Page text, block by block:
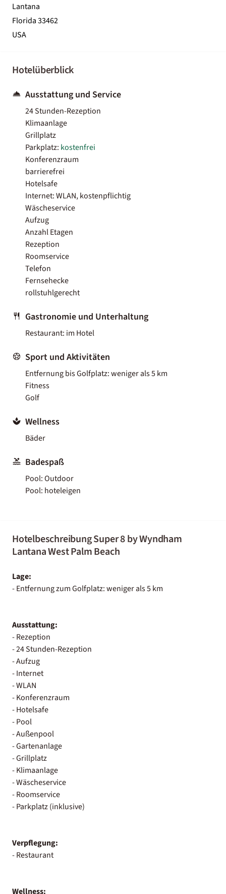
Lantana
Florida 33462
USA
Hotelüberblick
Ausstattung und Service
24 Stunden-Rezeption
Klimaanlage
Grillplatz
Parkplatz: kostenfrei
Konferenzraum
barrierefrei
Hotelsafe
Internet: WLAN, kostenpflichtig
Wäscheservice
Aufzug
Anzahl Etagen
Rezeption
Roomservice
Telefon
Fernsehecke
rollstuhlgerecht
Gastronomie und Unterhaltung
Restaurant: im Hotel
Sport und Aktivitäten
Entfernung bis Golfplatz: weniger als 5 km
Fitness
Golf
Wellness
Bäder
Badespaß
Pool: Outdoor
Pool: hoteleigen
Hotelbeschreibung Super 8 by Wyndham
Lantana West Palm Beach
Lage:
- Entfernung zum Golfplatz: weniger als 5 km
Ausstattung:
- Rezeption
- 24 Stunden-Rezeption
- Aufzug
- Internet
- WLAN
- Konferenzraum
- Hotelsafe
- Pool
- Außenpool
- Gartenanlage
- Grillplatz
- Klimaanlage
- Wäscheservice
- Roomservice
- Parkplatz (inklusive)
Verpflegung:
- Restaurant
Wellness: